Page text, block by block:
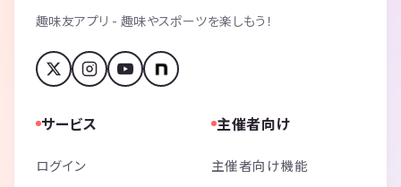
趣味友アプリ - 趣味やスポーツを楽しもう！
サービス
ログイン
主催者向け
主催者向け機能